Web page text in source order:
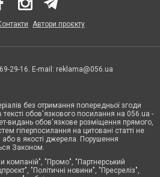
Автори проєкту
29-16. E-mail: reklama@056.ua
без отримання попередньої згоди
обов'язкового посилання на 056.ua -
видань обов'язкове розміщення прямого,
гіперпосилання на цитовані статті не
або в якості джерела. Порушення
Законом.
компаній", "Промо", "Партнерський
"Політичні новини", "Пресреліз",